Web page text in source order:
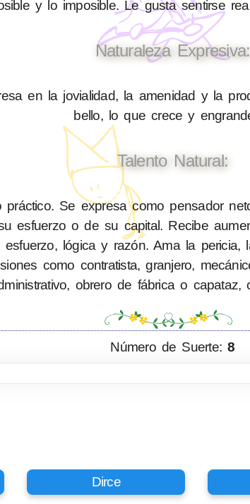
y lo imposible. Le gusta sentirse
Naturaleza Expresiva:
en la jovialidad, la amenidad y la
bello, lo que crece y
Talento Natural:
práctico. Se expresa como pensador
esfuerzo o de su capital. Recibe
esfuerzo, lógica y razón. Ama la pericia,
como contratista, granjero,
obrero de fábrica o capataz,
Número de Suerte:8
Dirce